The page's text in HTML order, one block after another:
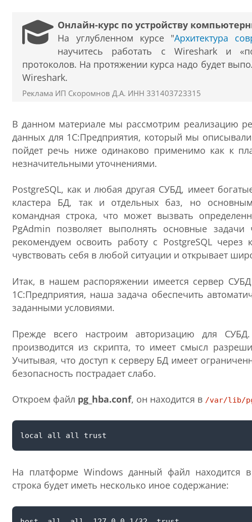
Онлайн-курс по устройству
На углубленном курсе "Архитектура
научитесь работать с Wireshark и
протоколов. На протяжении курса надо будет
Wireshark.
Реклама ИП Скоромнов Д.А. ИНН 331403723315
В данном материале мы рассмотрим реализацию
данных для 1С:Предприятия, который мы
пойдет речь ниже одинаково применимо как к
незначительными уточнениями.
PostgreSQL, как и любая другая СУБД, имеет
кластера БД, так и отдельных баз, но
командная строка, что может вызвать
PgAdmin позволяет выполнять основные
рекомендуем освоить работу с PostgreSQL
чувствовать себя в любой ситуации и открывает
Итак, в нашем распоряжении имеется сервер
1С:Предприятия, наша задача обеспечить
заданными условиями.
Прежде всего настроим авторизацию для
производится из скрипта, то имеет смысл
Учитывая, что доступ к серверу БД имеет
безопасность пострадает слабо.
Откроем файл pg_hba.conf, он находится в /var/lib/
На платформе Windows данный файл находится в
строка будет иметь несколько иное содержание: